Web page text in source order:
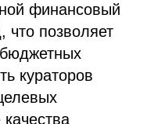
финансовый
что позволяет
кураторов